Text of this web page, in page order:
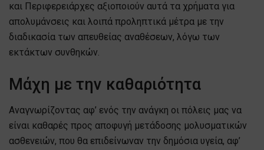
και Περιφερειάρχες αξιοποιούν αυτά τα χρήματα για
απολυμάνσεις και λοιπά προληπτικά μέτρα με την
διαδικασία των απευθείας αναθέσεων, λόγω των
εκτάκτων συνθηκών.
Μάχη με την καθαριότητα
Αναγνωρίζοντας αφ’ ενός την ανάγκη οι πόλεις μας να
είναι καθαρές προς αποφυγή μετάδοσης μολυσματικών
ασθενειών, που θα επιδείνωναν την δημόσια υγεία, αφ’